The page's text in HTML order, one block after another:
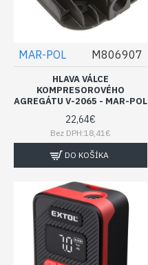
MAR-POL M806907
HLAVA VÁLCE
KOMPRESOROVÉHO
AGREGÁTU V-2065 - MAR-POL
22,64€
Bez DPH:18,41€
DO KOŠÍKA